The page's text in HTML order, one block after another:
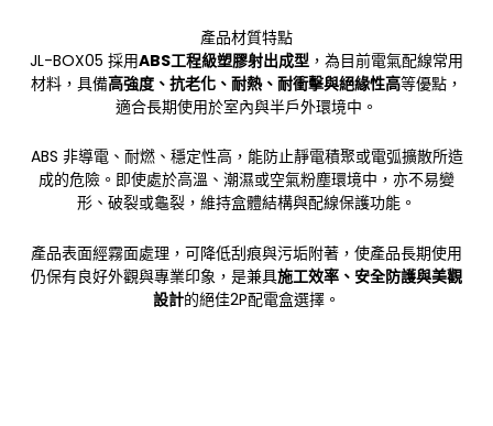
產品材質特點
JL-BOX05 採用ABS工程級塑膠射出成型 ，為目前電氣配線常用
材料，具備高強度、抗老化、耐熱、耐衝擊與絕緣性高等優點，
適合長期使用於室內與半戶外環境中。
ABS 非導電、耐燃、穩定性高，能防止靜電積聚或電弧擴散所造
成的危險。即使處於高溫、潮濕或空氣粉塵環境中，亦不易變
形、破裂或龜裂，維持盒體結構與配線保護功能。
產品表面經霧面處理，可降低刮痕與污垢附著，使產品長期使用
仍保有良好外觀與專業印象，是兼具施工效率、安全防護與美觀
設計的絕佳2P配電盒選擇。